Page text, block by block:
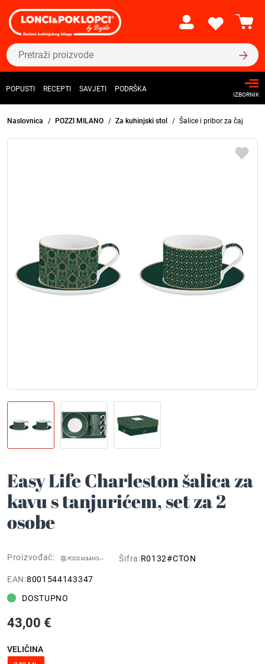
POPUSTI RECEPTI SAVJETI PODRŠKA
IZBORNIK
Naslovnica POZZI MILANO Za kuhinjski stol Šalice i pribor za čaj
Easy Life Charleston šalica za
kavu s tanjurićem, set za 2
osobe
Proizvođač: Šifra:R0132#CTON
EAN:8001544143347
DOSTUPNO
43,00 €
VELIČINA